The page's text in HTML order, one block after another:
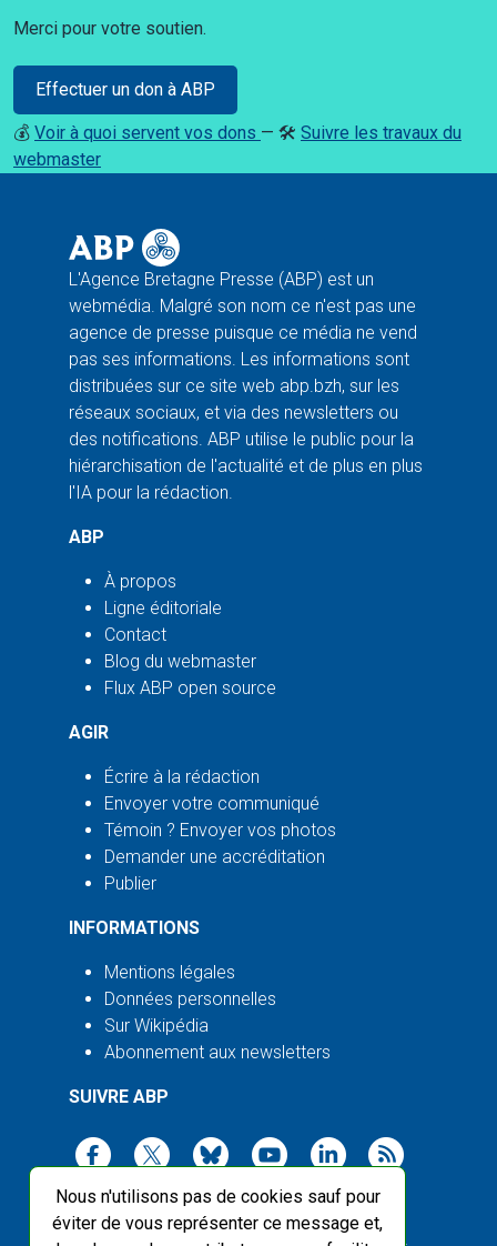
Nous n'utilisons pas de cookies sauf pour
éviter de vous représenter ce message et,
Merci pour votre soutien.
Effectuer un don à ABP
💰 Voir à quoi servent vos dons — 🛠️ Suivre les travaux du
webmaster
L'Agence Bretagne Presse (ABP) est un
webmédia. Malgré son nom ce n'est pas une
agence de presse puisque ce média ne vend
pas ses informations. Les informations sont
distribuées sur ce site web abp.bzh, sur les
réseaux sociaux, et via des newsletters ou
des notifications. ABP utilise le public pour la
hiérarchisation de l'actualité et de plus en plus
l'IA pour la rédaction.
ABP
À propos
Ligne éditoriale
Contact
Blog du webmaster
Flux ABP open source
AGIR
Écrire à la rédaction
Envoyer votre communiqué
Témoin ? Envoyer vos photos
Demander une accréditation
Publier
INFORMATIONS
Mentions légales
Données personnelles
Sur Wikipédia
Abonnement aux newsletters
SUIVRE ABP